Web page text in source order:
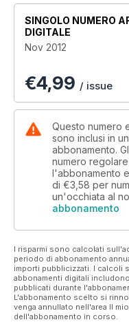
SINGOLO NUMERO
DIGITALE
Nov 2012
€4,99 / issue
Questo numero
sono inclusi in
abbonamento.
numero
l'abbonamento
di €3,58 per
un'occhiata al
abbonamento
I risparmi sono calcolati
periodo di abbonamento
importi pubblicizzati. I calcoli
abbonamenti digitali
pubblicati durante
L'abbonamento scelto si
venga annullato nell'area Il
dell'abbonamento in corso.